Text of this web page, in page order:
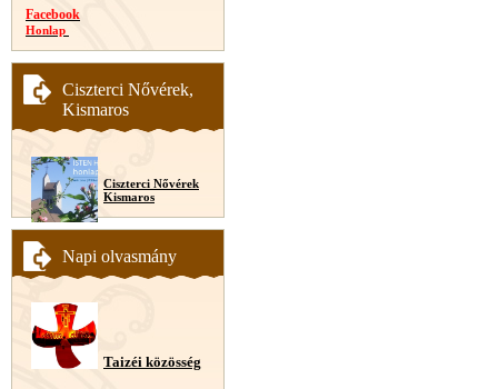
Facebook
Honlap
Ciszterci Nővérek,
Kismaros
Ciszterci Nővérek
Kismaros
Napi olvasmány
Taizéi közösség